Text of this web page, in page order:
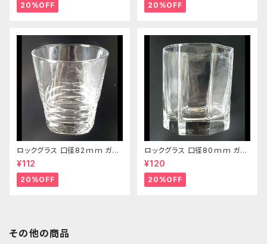
20%OFF 20%OFF
ロックグラス 口径82ｍｍ ガラ
ス製 250cc
¥112
20%OFF
ロックグラス 口径80ｍｍ ガラ
ス製 220cc
¥120
20%OFF
その他の商品